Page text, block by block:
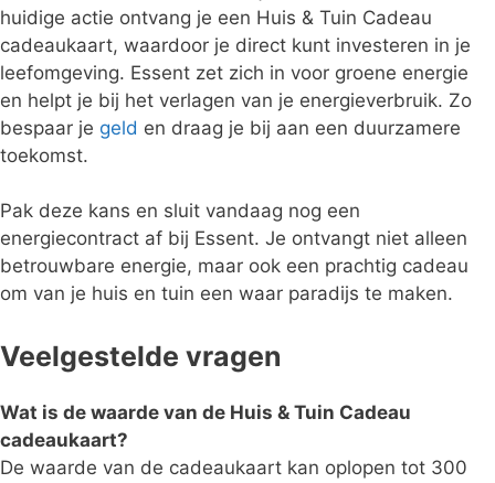
huidige actie ontvang je een Huis & Tuin Cadeau
cadeaukaart, waardoor je direct kunt investeren in je
leefomgeving. Essent zet zich in voor groene energie
en helpt je bij het verlagen van je energieverbruik. Zo
bespaar je geld en draag je bij aan een duurzamere
toekomst.
Pak deze kans en sluit vandaag nog een
energiecontract af bij Essent. Je ontvangt niet alleen
betrouwbare energie, maar ook een prachtig cadeau
om van je huis en tuin een waar paradijs te maken.
Veelgestelde vragen
Wat is de waarde van de Huis & Tuin Cadeau
cadeaukaart?
De waarde van de cadeaukaart kan oplopen tot 300